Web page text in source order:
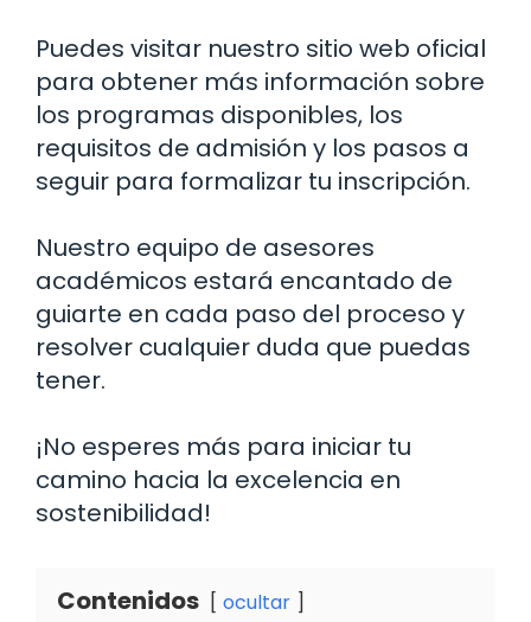
Puedes visitar nuestro sitio web oficial
para obtener más información sobre
los programas disponibles, los
requisitos de admisión y los pasos a
seguir para formalizar tu inscripción.
Nuestro equipo de asesores
académicos estará encantado de
guiarte en cada paso del proceso y
resolver cualquier duda que puedas
tener.
¡No esperes más para iniciar tu
camino hacia la excelencia en
sostenibilidad!
Contenidos ocultar